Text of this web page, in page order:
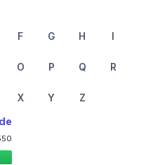
F G H I
O P Q R
X Y Z